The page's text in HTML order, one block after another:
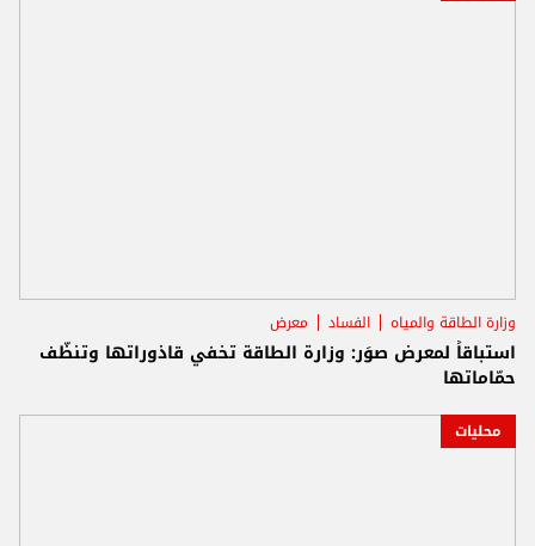
وزارة الطاقة والمياه الفساد معرض
استباقاً لمعرض صوَر: وزارة الطاقة تخفي قاذوراتها وتنظّف
حمّاماتها
محليات